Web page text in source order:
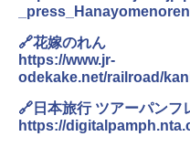
広げる
ーティ
熊撃退
0ml（連
秒）射
🔗花嫁のれん
https://www.jr-
odekake.net/railroad/
🔗日本旅行 ツアーパンフ
https://